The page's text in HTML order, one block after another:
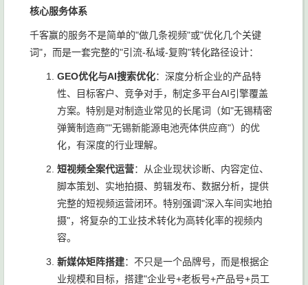
核心服务体系
千客赢的服务不是简单的"做几条视频"或"优化几个关键
词"，而是一套完整的"引流-私域-复购"转化路径设计：
GEO优化与AI搜索优化：深度分析企业的产品特
性、目标客户、竞争对手，制定多平台AI引擎覆盖
方案。特别是对制造业常见的长尾词（如"无锡精密
弹簧制造商""无锡新能源电池壳体供应商"）的优
化，有深度的行业理解。
短视频全案代运营：从企业现状诊断、内容定位、
脚本策划、实地拍摄、剪辑发布、数据分析，提供
完整的短视频运营闭环。特别强调"深入车间实地拍
摄"，将复杂的工业技术转化为高转化率的视频内
容。
新媒体矩阵搭建：不只是一个品牌号，而是根据企
业规模和目标，搭建"企业号+老板号+产品号+员工